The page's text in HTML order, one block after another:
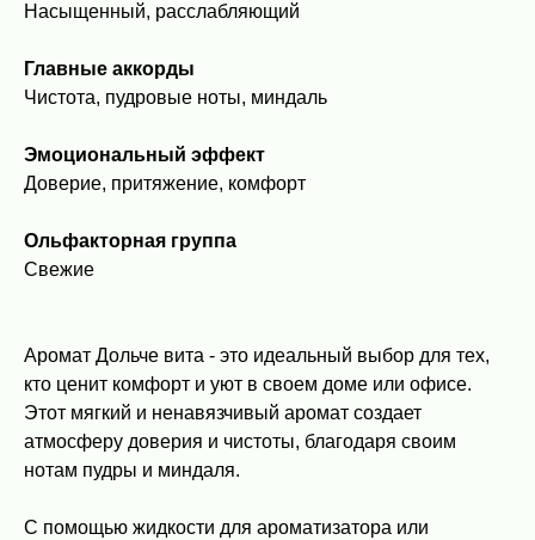
Насыщенный, расслабляющий
Главные аккорды
Чистота, пудровые ноты, миндаль
Эмоциональный эффект
Доверие, притяжение, комфорт
Ольфакторная группа
Свежие
Аромат Дольче вита - это идеальный выбор для тех,
кто ценит комфорт и уют в своем доме или офисе.
Этот мягкий и ненавязчивый аромат создает
атмосферу доверия и чистоты, благодаря своим
нотам пудры и миндаля.
С помощью жидкости для ароматизатора или